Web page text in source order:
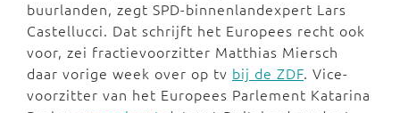
buurlanden, zegt SPD-binnenlandexpert Lars
Castellucci. Dat schrijft het Europees recht ook
voor, zei fractievoorzitter Matthias Miersch
daar vorige week over op tv bij de ZDF. Vice-
voorzitter van het Europees Parlement Katarina